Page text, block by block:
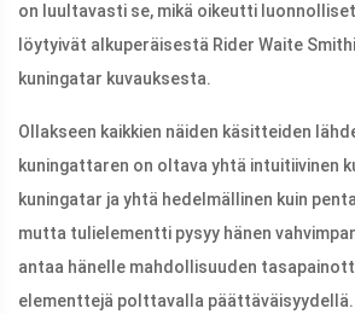
on luultavasti se, mikä oikeutti
löytyivät alkuperäisestä Rider Waite
kuningatar kuvauksesta.
Ollakseen kaikkien näiden käsitteiden
kuningattaren on oltava yhtä intuitiivinen
kuningatar ja yhtä hedelmällinen kuin
mutta tulielementti pysyy hänen
antaa hänelle mahdollisuuden
elementtejä polttavalla päättäväisyydellä.